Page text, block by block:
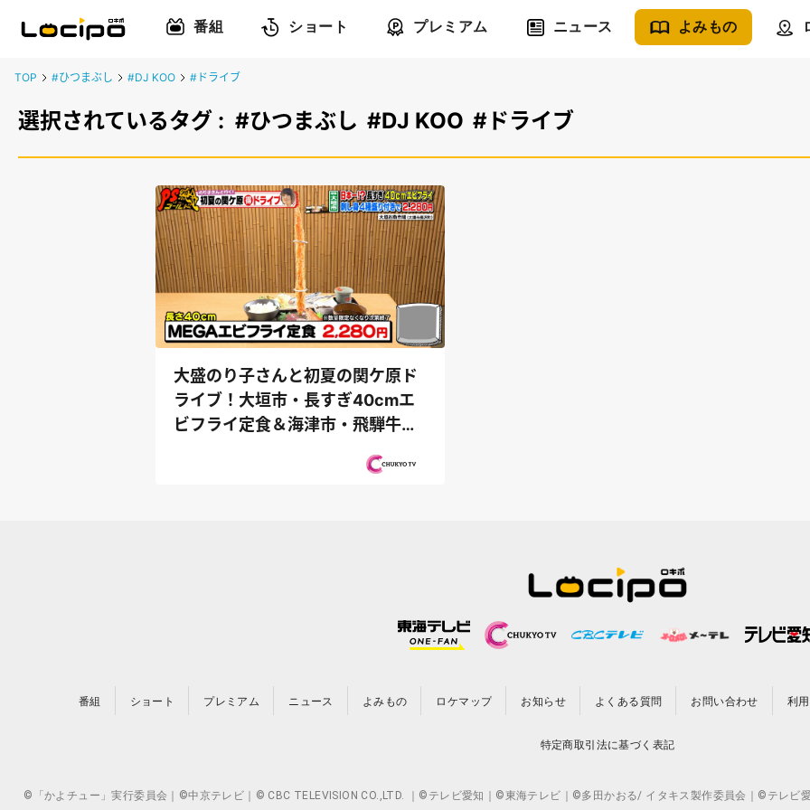
番組 ショート プレミアム ニュース よみもの
TOP #ひつまぶし #DJ KOO #ドライブ
選択されているタグ : #ひつまぶし #DJ KOO #ドライブ
大盛のり子さんと初夏の関ケ原ド
ライブ！大垣市・長すぎ40cmエ
ビフライ定食＆海津市・飛騨牛中
番組 ショート プレミアム ニュース よみもの ロケマップ お知らせ よくある質問 お問い合わせ 利
特定商取引法に基づく表記
©「かよチュー」実行委員会｜©中京テレビ｜© CBC TELEVISION CO.,LTD. ｜©テレビ愛知｜©東海テレビ｜©多田かおる/ イタキス製作委員会｜©テレビ